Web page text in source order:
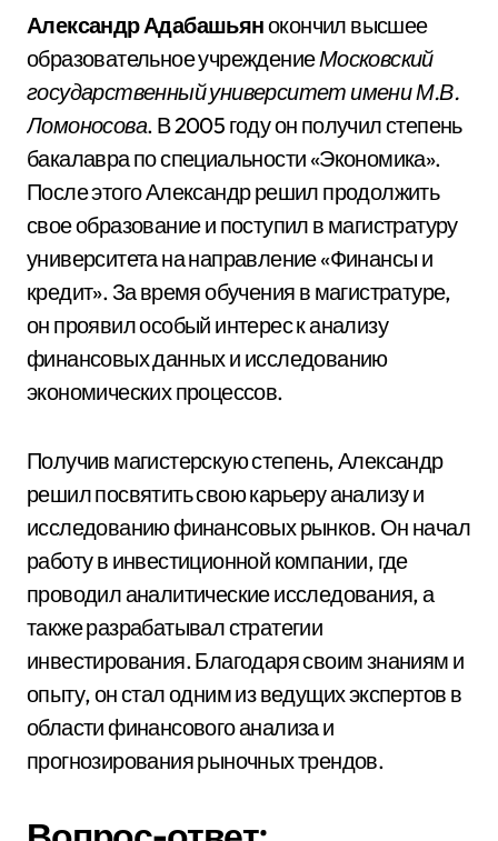
Александр Адабашьянокончил высшее
образовательное учреждениеМосковский
государственный университет имени М.В.
Ломоносова. В 2005 году он получил степень
бакалавра по специальности «Экономика».
После этого Александр решил продолжить
свое образование и поступил в магистратуру
университета на направление «Финансы и
кредит». За время обучения в магистратуре,
он проявил особый интерес к анализу
финансовых данных и исследованию
экономических процессов.
Получив магистерскую степень, Александр
решил посвятить свою карьеру анализу и
исследованию финансовых рынков. Он начал
работу в инвестиционной компании, где
проводил аналитические исследования, а
также разрабатывал стратегии
инвестирования. Благодаря своим знаниям и
опыту, он стал одним из ведущих экспертов в
области финансового анализа и
прогнозирования рыночных трендов.